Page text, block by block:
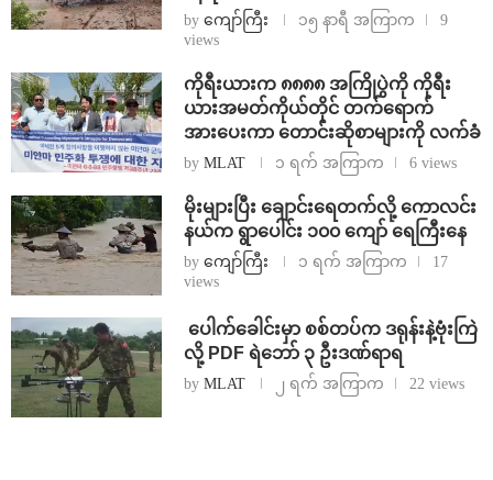
by ကျော်ကြီး ၁၅ နာရီ အကြာက
9
views
ကိုရီးယားက ၈၈၈၈ အကြိုပွဲကို ကိုရီး
ယားအမတ်ကိုယ်တိုင် တက်ရောက်
အားပေးကာ တောင်းဆိုစာများကို လက်ခံ
by MLAT ၁ ရက် အကြာက 6 views
⁨မိုးများပြီး ချောင်းရေတက်လို့ ကောလင်း
နယ်က ရွာပေါင်း ၁၀၀ ကျော် ရေကြီးနေ
by ကျော်ကြီး ၁ ရက် အကြာက
17
views
⁩ ⁨ပေါက်ခေါင်းမှာ စစ်တပ်က ဒရုန်းနဲ့ဗုံးကြဲ
လို့ PDF ရဲဘော် ၃ ဦးဒဏ်ရာရ
by MLAT ၂ ရက် အကြာက 22 views